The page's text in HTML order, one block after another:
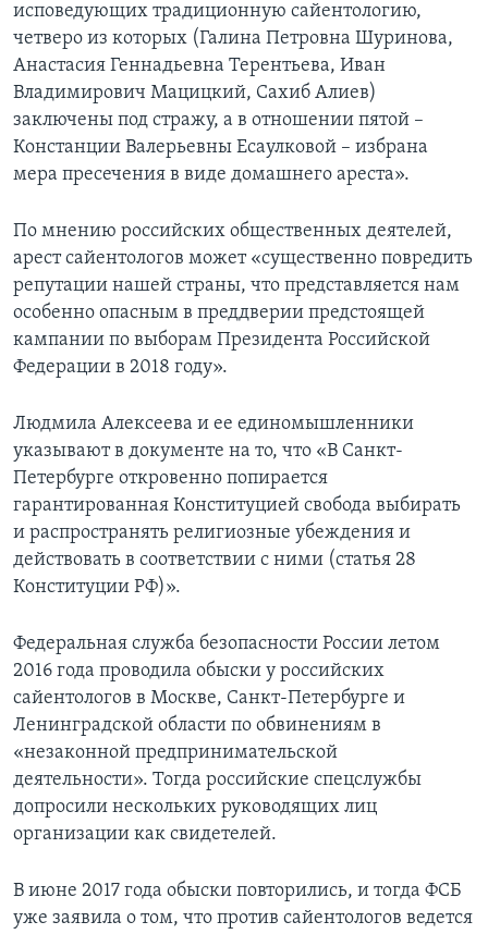
исповедующих традиционную сайентологию,
четверо из которых (Галина Петровна Шуринова,
Анастасия Геннадьевна Терентьева, Иван
Владимирович Мацицкий, Сахиб Алиев)
заключены под стражу, а в отношении пятой –
Констанции Валерьевны Есаулковой – избрана
мера пресечения в виде домашнего ареста».
По мнению российских общественных деятелей,
арест сайентологов может «существенно повредить
репутации нашей страны, что представляется нам
особенно опасным в преддверии предстоящей
кампании по выборам Президента Российской
Федерации в 2018 году».
Людмила Алексеева и ее единомышленники
указывают в документе на то, что «В Санкт-
Петербурге откровенно попирается
гарантированная Конституцией свобода выбирать
и распространять религиозные убеждения и
действовать в соответствии с ними (статья 28
Конституции РФ)».
Федеральная служба безопасности России летом
2016 года проводила обыски у российских
сайентологов в Москве, Санкт-Петербурге и
Ленинградской области по обвинениям в
«незаконной предпринимательской
деятельности». Тогда российские спецслужбы
допросили нескольких руководящих лиц
организации как свидетелей.
В июне 2017 года обыски повторились, и тогда ФСБ
уже заявила о том, что против сайентологов ведется